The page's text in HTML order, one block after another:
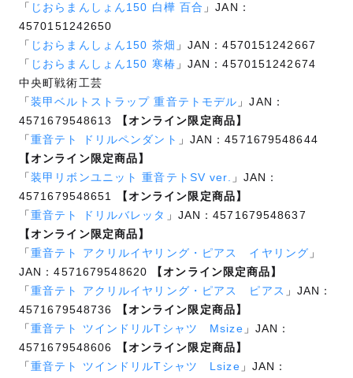
「 じおらまんしょん150 白樺 百合 」JAN：
4570151242650
「 じおらまんしょん150 茶畑 」JAN：4570151242667
「 じおらまんしょん150 寒椿 」JAN：4570151242674
中央町戦術工芸
「装甲ベルトストラップ 重音テトモデル 」JAN：
4571679548613
【オンライン限定商品】
「重音テト ドリルペンダント 」JAN：4571679548644
【オンライン限定商品】
「装甲リボンユニット 重音テトSV ver.
」JAN：
4571679548651
【オンライン限定商品】
「重音テト ドリルバレッタ 」JAN：4571679548637
【オンライン限定商品】
「重音テト アクリルイヤリング・ピアス イヤリング 」
JAN：4571679548620
【オンライン限定商品】
「重音テト アクリルイヤリング・ピアス ピアス 」JAN：
4571679548736
【オンライン限定商品】
「重音テト ツインドリルTシャツ Msize 」JAN：
4571679548606
【オンライン限定商品】
「重音テト ツインドリルTシャツ Lsize 」JAN：